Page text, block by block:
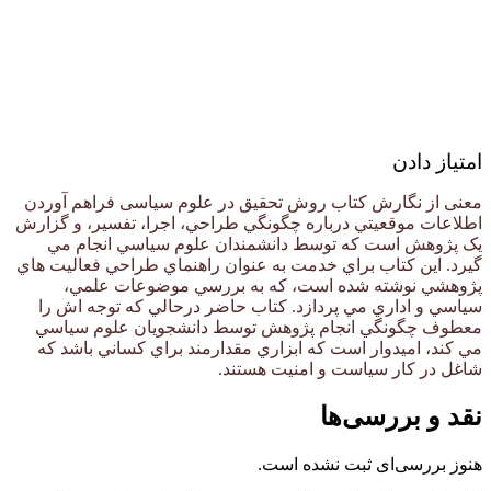
امتیاز دادن
معنی از نگارش کتاب روش تحقیق در علوم سیاسی فراهم آوردن
اطلاعات موقعيتي درباره چگونگي طراحي، اجرا، تفسير، و گزارش
يک پژوهش است که توسط دانشمندان علوم سياسي انجام مي
گيرد. اين کتاب براي خدمت به عنوان راهنماي طراحي فعاليت هاي
پژوهشي نوشته شده است، که به بررسي موضوعات علمي،
سياسي و اداري مي پردازد. کتاب حاضر درحالي که توجه اش را
معطوف چگونگي انجام پژوهش توسط دانشجويان علوم سياسي
مي کند، اميدوار است که ابزاري مقدارمند براي کساني باشد که
شاغل در کار سياست و امنيت هستند.
نقد و بررسی‌ها
هنوز بررسی‌ای ثبت نشده است.